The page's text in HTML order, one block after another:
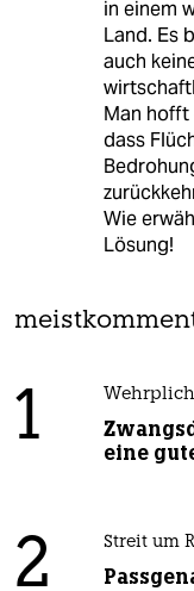
in einem
Land. Es
auch
Man hofft
dass
Wie
Lösung!
1
eine
2 Streit um